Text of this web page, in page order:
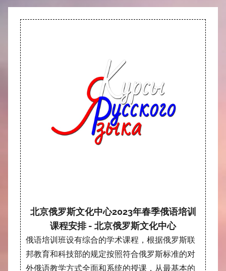
北京俄罗斯文化中心2023年春季俄语培训
课程安排 - 北京俄罗斯文化中心
俄语培训班设有综合的学术课程，根据俄罗斯联
邦教育和科技部的规定按照符合俄罗斯标准的对
外俄语教学方式全面和系统的授课，从最基本的